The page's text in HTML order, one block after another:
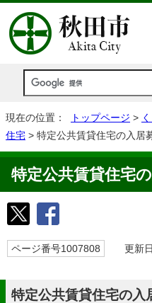
現在の位置： トップページ >
住宅 > 特定公共賃貸住宅の入居
特定公共賃貸住宅
ページ番号1007808 更新日
特定公共賃貸住宅の入